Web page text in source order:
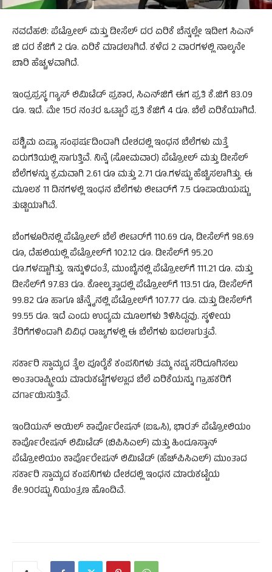
ನವದೆಹಲಿ: ಪೆಟ್ರೋಲ್‌ ಮತ್ತು ಡೀಸೆಲ್‌ ದರ ಏರಿಕೆ ಬೆನ್ನಲ್ಲೇ ಇದೀಗ ಸಿಎನ್‌
ಜಿ ದರ ಕೆಜಿಗೆ 2 ರೂ. ಏರಿಕೆ ಮಾಡಲಾಗಿದೆ. ಕಳೆದ 2 ವಾರಗಳಲ್ಲಿ ನಾಲ್ಕನೇ
ಬಾರಿ ಹೆಚ್ಚಳವಾಗಿದೆ.
ಇಂದ್ರಪ್ರಸ್ಥ ಗ್ಯಾಸ್ ಲಿಮಿಟೆಡ್ ಪ್ರಕಾರ, ಸಿಎನ್‌ಜಿಗೆ ಈಗ ಪ್ರತಿ ಕೆ.ಜಿಗೆ 83.09
ರೂ. ಇದೆ. ಮೇ 15ರ ನಂತರ ಒಟ್ಟಾರೆ ಪ್ರತಿ ಕೆಜಿಗೆ 4 ರೂ. ಬೆಲೆ ಏರಿಕೆಯಾಗಿದೆ.
ಪಶ್ಚಿಮ ಏಷ್ಯಾ ಸಂಘರ್ಷದಿಂದಾಗಿ ದೇಶದಲ್ಲಿ ಇಂಧನ ಬೆಲೆಗಳು ಮತ್ತೆ
ಏರುಗತಿಯಲ್ಲಿ ಸಾಗುತ್ತಿವೆ. ನಿನ್ನೆ (ಸೋಮವಾರ) ಪೆಟ್ರೋಲ್ ಮತ್ತು ಡೀಸೆಲ್
ಬೆಲೆಗಳನ್ನು ಕ್ರಮವಾಗಿ 2.61 ರೂ ಮತ್ತು 2.71 ರೂ.ಗಳಷ್ಟು ಹೆಚ್ಚಿಸಲಾಗಿತ್ತು. ಈ
ಮೂಲಕ 11 ದಿನಗಳಲ್ಲಿ ಇಂಧನ ಬೆಲೆಗಳು ಲೀಟರ್‌ಗೆ 7.5 ರೂಪಾಯಿಯಷ್ಟು
ತುಟ್ಟಿಯಾಗಿವೆ.
ಬೆಂಗಳೂರಿನಲ್ಲಿ ಪೆಟ್ರೋಲ್ ಬೆಲೆ ಲೀಟರ್‌ಗೆ 110.69 ರೂ, ಡೀಸೆಲ್‌ಗೆ 98.69
ರೂ, ದೆಹಲಿಯಲ್ಲಿ ಪೆಟ್ರೋಲ್‌ಗೆ 102.12 ರೂ. ಡೀಸೆಲ್‌ಗೆ 95.20
ರೂ.ಗಳಷ್ಟಾಗಿತ್ತು. ಇನ್ನುಳಿದಂತೆ, ಮುಂಬೈನಲ್ಲಿ ಪೆಟ್ರೋಲ್‌ಗೆ 111.21 ರೂ. ಮತ್ತು
ಡೀಸೆಲ್‌ಗೆ 97.83 ರೂ. ಕೋಲ್ಕತ್ತಾದಲ್ಲಿ ಪೆಟ್ರೋಲ್‌ಗೆ 113.51 ರೂ, ಡೀಸೆಲ್‌ಗೆ
99.82 ರೂ ಹಾಗೂ ಚೆನ್ನೈನಲ್ಲಿ ಪೆಟ್ರೋಲ್‌ಗೆ 107.77 ರೂ. ಮತ್ತು ಡೀಸೆಲ್‌ಗೆ
99.55 ರೂ. ಇದೆ ಎಂದು ಉದ್ಯಮ ಮೂಲಗಳು ತಿಳಿಸಿದ್ದವು. ಸ್ಥಳೀಯ
ತೆರಿಗೆಗಳಿಂದಾಗಿ ವಿವಿಧ ರಾಜ್ಯಗಳಲ್ಲಿ ಈ ಬೆಲೆಗಳು ಬದಲಾಗುತ್ತವೆ.
ಸರ್ಕಾರಿ ಸ್ವಾಮ್ಯದ ತೈಲ ಪೂರೈಕೆ ಕಂಪನಿಗಳು ತಮ್ಮ ನಷ್ಟ ಸರಿದೂಗಿಸಲು
ಅಂತಾರಾಷ್ಟ್ರೀಯ ಮಾರುಕಟ್ಟೆಗಳಲ್ಲಾದ ಬೆಲೆ ಏರಿಕೆಯನ್ನು ಗ್ರಾಹಕರಿಗೆ
ವರ್ಗಾಯಿಸುತ್ತಿವೆ.
ಇಂಡಿಯನ್ ಆಯಿಲ್ ಕಾರ್ಪೊರೇಷನ್ (ಐಒಸಿ), ಭಾರತ್ ಪೆಟ್ರೋಲಿಯಂ
ಕಾರ್ಪೊರೇಷನ್ ಲಿಮಿಟೆಡ್ (ಬಿಪಿಸಿಎಲ್) ಮತ್ತು ಹಿಂದೂಸ್ತಾನ್
ಪೆಟ್ರೋಲಿಯಂ ಕಾರ್ಪೊರೇಷನ್ ಲಿಮಿಟೆಡ್ (ಹೆಚ್‌ಪಿಸಿಎಲ್) ಮುಂತಾದ
ಸರ್ಕಾರಿ ಸ್ವಾಮ್ಯದ ಕಂಪನಿಗಳು ದೇಶದಲ್ಲಿ ಇಂಧನ ಮಾರುಕಟ್ಟೆಯ
ಶೇ.90ರಷ್ಟು ನಿಯಂತ್ರಣ ಹೊಂದಿವೆ.